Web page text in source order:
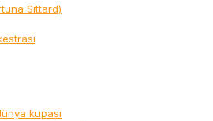
Sittard)
kupası